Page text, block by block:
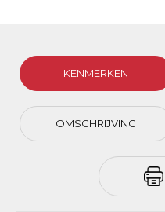
KENMERKEN
OMSCHRIJVING